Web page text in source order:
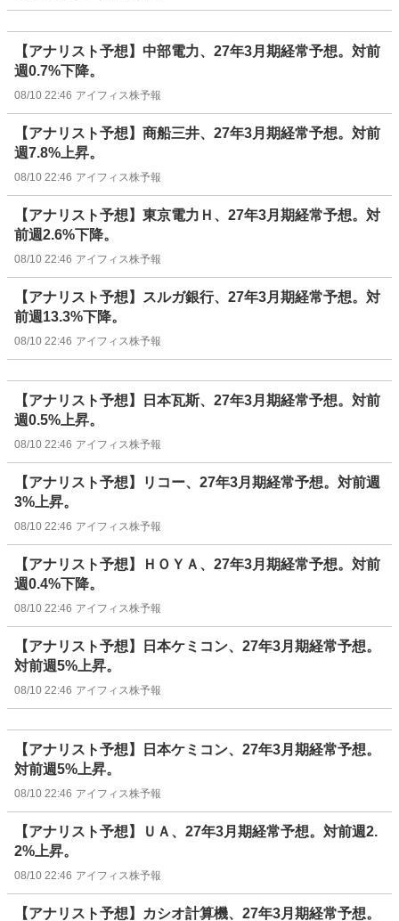
【アナリスト予想】中部電力、27年3月期経常予想。対前
週0.7%下降。
08/10 22:46 アイフィス株予報
【アナリスト予想】商船三井、27年3月期経常予想。対前
週7.8%上昇。
08/10 22:46 アイフィス株予報
【アナリスト予想】東京電力Ｈ、27年3月期経常予想。対
前週2.6%下降。
08/10 22:46 アイフィス株予報
【アナリスト予想】スルガ銀行、27年3月期経常予想。対
前週13.3%下降。
08/10 22:46 アイフィス株予報
【アナリスト予想】日本瓦斯、27年3月期経常予想。対前
週0.5%上昇。
08/10 22:46 アイフィス株予報
【アナリスト予想】リコー、27年3月期経常予想。対前週
3%上昇。
08/10 22:46 アイフィス株予報
【アナリスト予想】ＨＯＹＡ、27年3月期経常予想。対前
週0.4%下降。
08/10 22:46 アイフィス株予報
【アナリスト予想】日本ケミコン、27年3月期経常予想。
対前週5%上昇。
08/10 22:46 アイフィス株予報
【アナリスト予想】日本ケミコン、27年3月期経常予想。
対前週5%上昇。
08/10 22:46 アイフィス株予報
【アナリスト予想】ＵＡ、27年3月期経常予想。対前週2.
2%上昇。
08/10 22:46 アイフィス株予報
【アナリスト予想】カシオ計算機、27年3月期経常予想。